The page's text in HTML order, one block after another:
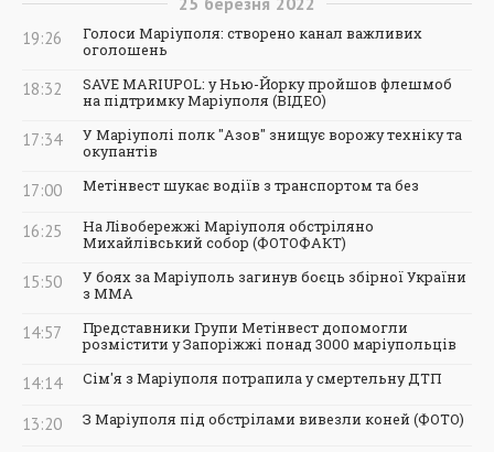
19:26
Голоси Маріуполя: створено канал важливих
оголошень
18:32
SAVE MARIUPOL: у Нью-Йорку пройшов флешмоб
на підтримку Маріуполя (ВІДЕО)
17:34
У Маріуполі полк "Азов" знищує ворожу техніку та
окупантів
17:00 Метінвест шукає водіїв з транспортом та без
16:25
На Лівобережжі Маріуполя обстріляно
Михайлівський собор (ФОТОФАКТ)
15:50
У боях за Маріуполь загинув боєць збірної України
з ММА
14:57
Представники Групи Метінвест допомогли
розмістити у Запоріжжі понад 3000 маріупольців
14:14 Сім'я з Маріуполя потрапила у смертельну ДТП
13:20 З Маріуполя під обстрілами вивезли коней (ФОТО)